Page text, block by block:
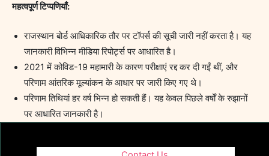
महत्वपूर्ण टिप्पणियाँ:
राजस्थान बोर्ड आधिकारिक तौर पर टॉपर्स की सूची जारी नहीं करता है। यह
जानकारी विभिन्न मीडिया रिपोर्ट्स पर आधारित है।
2021 में कोविड-19 महामारी के कारण परीक्षाएं रद्द कर दी गईं थीं, और
परिणाम आंतरिक मूल्यांकन के आधार पर जारी किए गए थे।
परिणाम तिथियां हर वर्ष भिन्न हो सकती हैं। यह केवल पिछले वर्षों के रुझानों
पर आधारित जानकारी है।